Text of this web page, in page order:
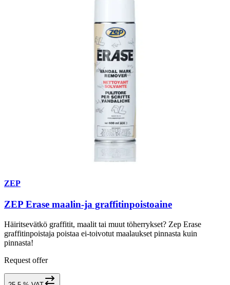
ZEP
ZEP Erase maalin-ja graffitinpoistoaine
Häiritsevätkö graffitit, maalit tai muut töherrykset? Zep Erase
graffitinpoistaja poistaa ei-toivotut maalaukset pinnasta kuin
pinnasta!
Request offer